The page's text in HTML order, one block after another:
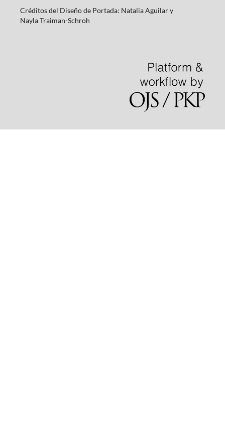
Créditos del Diseño de Portada: Natalia Aguilar y
NaylaTraiman-Schroh